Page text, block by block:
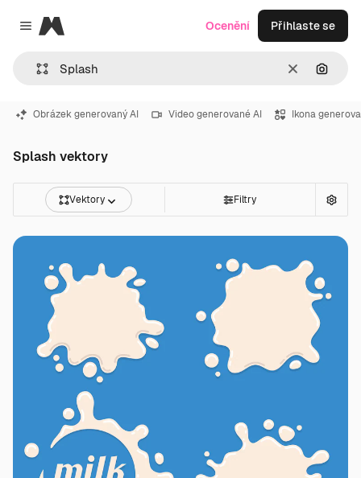
Close menu
Magnific
ZrušitHledat
Ocenění Přihlaste se
Obrázek generovaný AI Video generované AI Ikona
Splash vektory
Vektory Filtry